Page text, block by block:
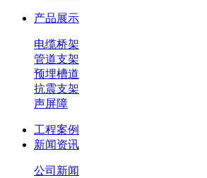
产品展示
电缆桥架
管道支架
预埋槽道
抗震支架
声屏障
工程案例
新闻资讯
公司新闻